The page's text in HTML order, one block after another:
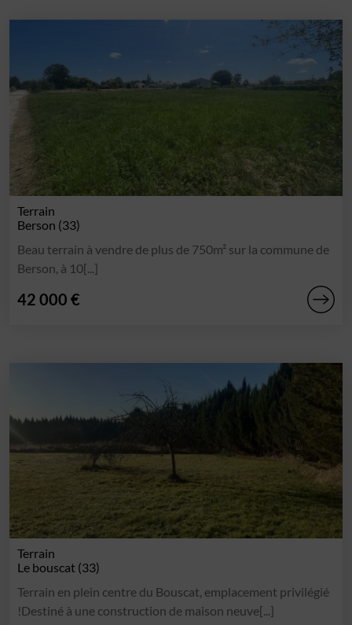
Terrain
Berson (33)
Beau terrain à vendre de plus de 750m² sur la commune de
Berson, à 10[...]
42 000 €
Terrain
Le bouscat (33)
Terrain en plein centre du Bouscat, emplacement privilégié
!Destiné à une construction de maison neuve[...]